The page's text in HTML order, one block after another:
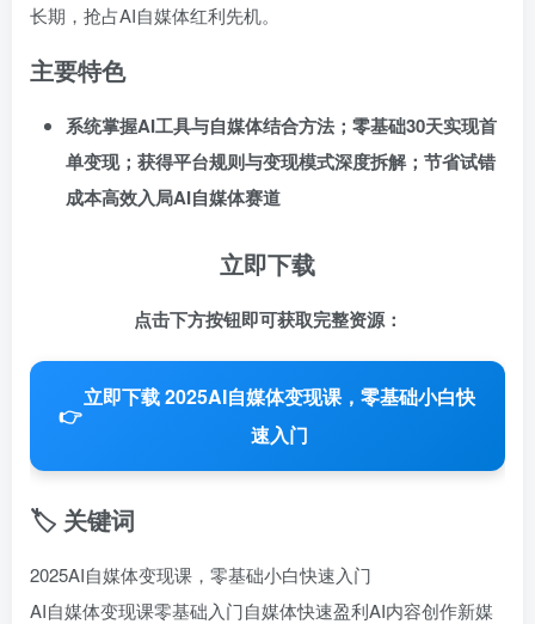
长期，抢占AI自媒体红利先机。
主要特色
系统掌握AI工具与自媒体结合方法；零基础30天实现首
单变现；获得平台规则与变现模式深度拆解；节省试错
成本高效入局AI自媒体赛道
立即下载
点击下方按钮即可获取完整资源：
👉
立即下载 2025AI自媒体变现课，零基础小白快
速入门
🏷️ 关键词
2025AI自媒体变现课，零基础小白快速入门
AI自媒体变现课零基础入门自媒体快速盈利AI内容创作新媒